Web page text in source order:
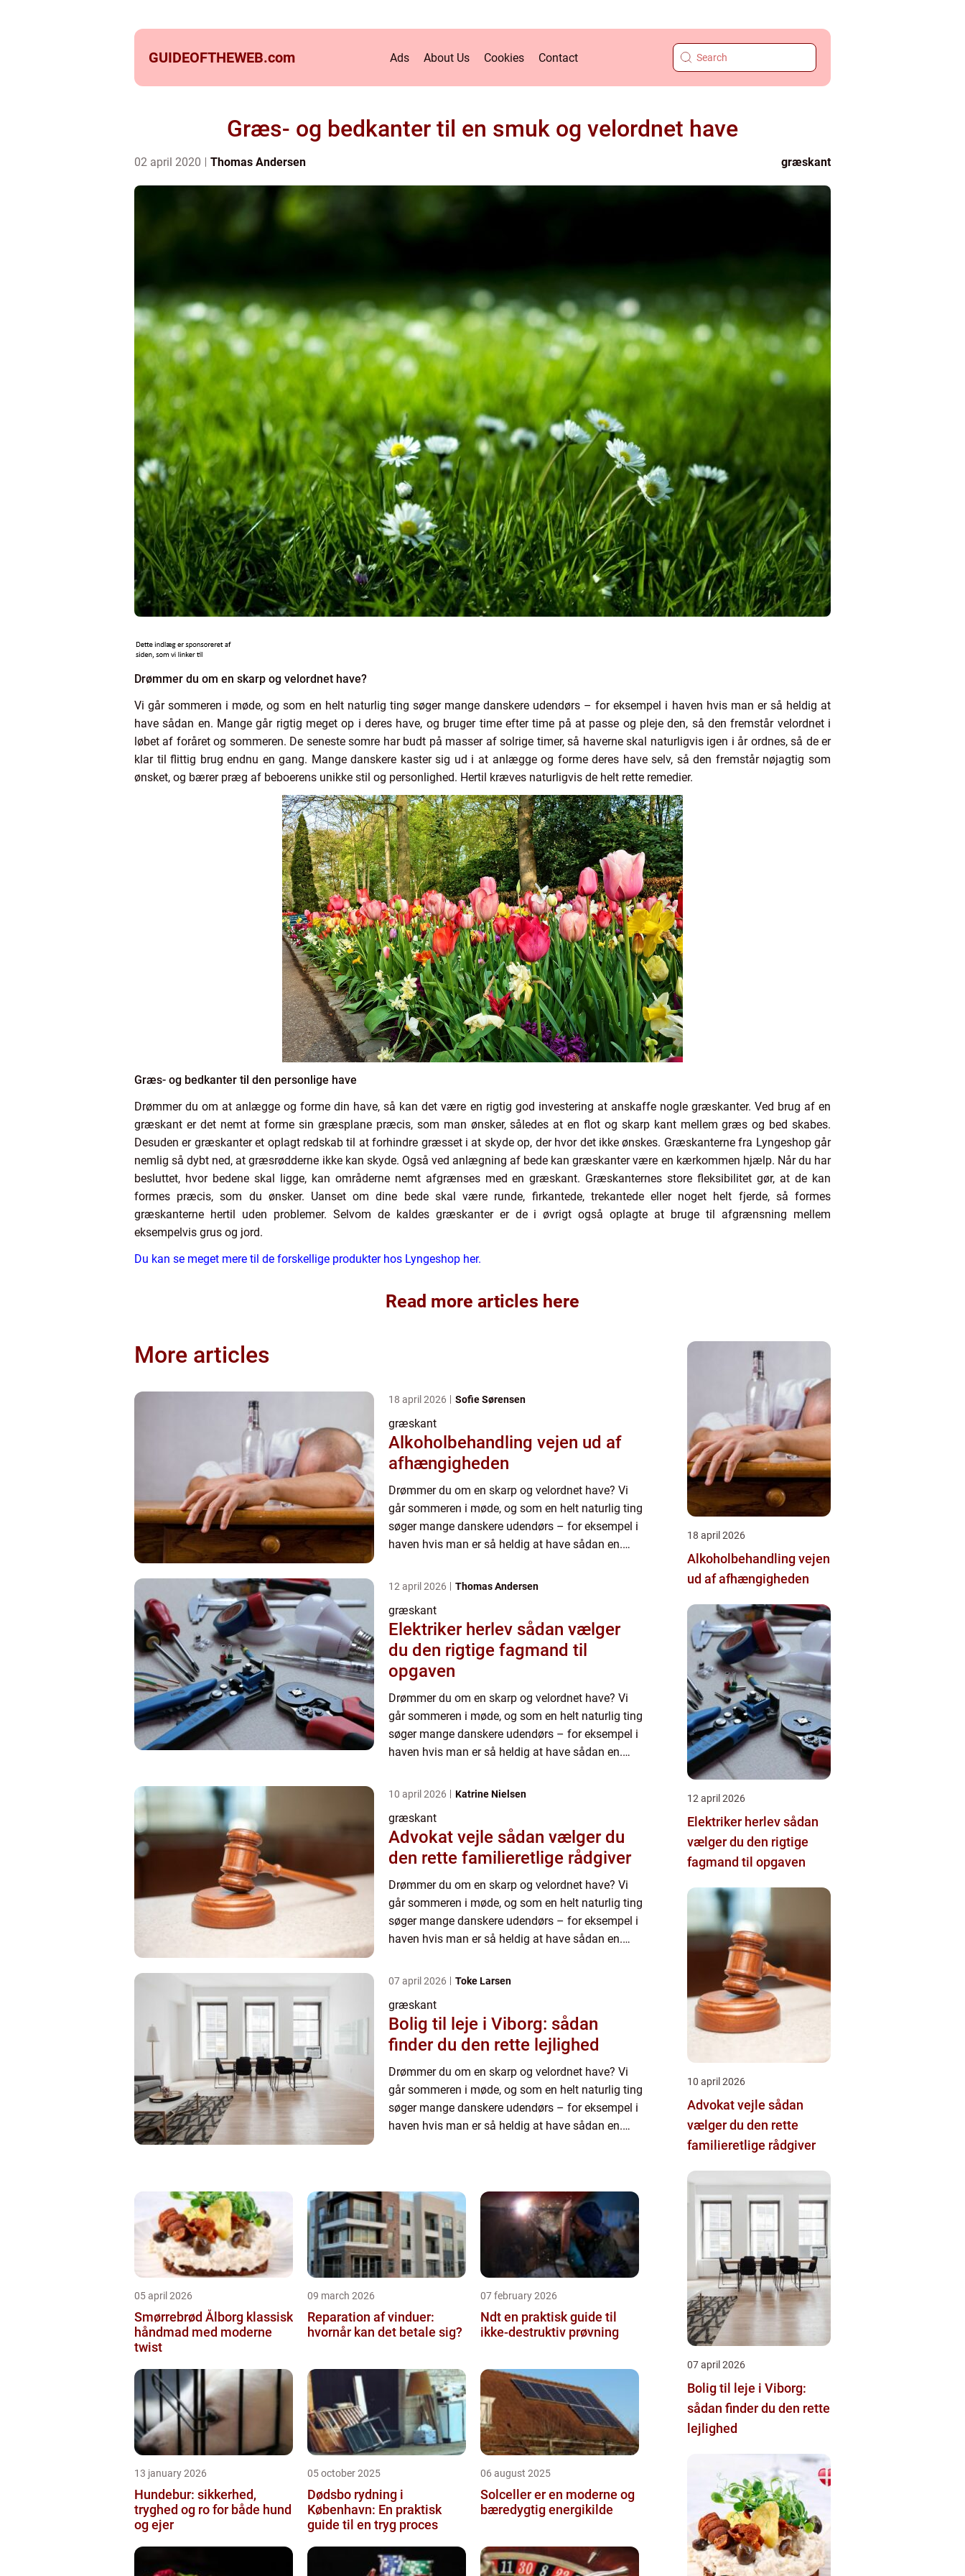
GUIDEOFTHEWEB.com Ads About Us Cookies Contact
Græs- og bedkanter til en smuk og velordnet have
02 april 2020 Thomas Andersen græskant
Drømmer du om en skarp og velordnet have?
Vi går sommeren i møde, og som en helt naturlig ting søger mange danskere udendørs – for eksempel i haven hvis man er så heldig at
have sådan en. Mange går rigtig meget op i deres have, og bruger time efter time på at passe og pleje den, så den fremstår velordnet i
løbet af foråret og sommeren. De seneste somre har budt på masser af solrige timer, så haverne skal naturligvis igen i år ordnes, så de er
klar til flittig brug endnu en gang. Mange danskere kaster sig ud i at anlægge og forme deres have selv, så den fremstår nøjagtig som
ønsket, og bærer præg af beboerens unikke stil og personlighed. Hertil kræves naturligvis de helt rette remedier.
Græs- og bedkanter til den personlige have
Drømmer du om at anlægge og forme din have, så kan det være en rigtig god investering at anskaffe nogle græskanter. Ved brug af en
græskant er det nemt at forme sin græsplane præcis, som man ønsker, således at en flot og skarp kant mellem græs og bed skabes.
Desuden er græskanter et oplagt redskab til at forhindre græsset i at skyde op, der hvor det ikke ønskes. Græskanterne fra Lyngeshop går
nemlig så dybt ned, at græsrødderne ikke kan skyde. Også ved anlægning af bede kan græskanter være en kærkommen hjælp. Når du har
besluttet, hvor bedene skal ligge, kan områderne nemt afgrænses med en græskant. Græskanternes store fleksibilitet gør, at de kan
formes præcis, som du ønsker. Uanset om dine bede skal være runde, firkantede, trekantede eller noget helt fjerde, så formes
græskanterne hertil uden problemer. Selvom de kaldes græskanter er de i øvrigt også oplagte at bruge til afgrænsning mellem
eksempelvis grus og jord.
Du kan se meget mere til de forskellige produkter hos Lyngeshop her.
Read more articles here
More articles
18 april 2026 Sofie Sørensen
græskant
Alkoholbehandling vejen ud af
afhængigheden
Drømmer du om en skarp og velordnet have? Vi
går sommeren i møde, og som en helt naturlig ting
søger mange danskere udendørs – for eksempel i
haven hvis man er så heldig at have sådan en.
12 april 2026 Thomas Andersen
græskant
Elektriker herlev sådan vælger
du den rigtige fagmand til
opgaven
Drømmer du om en skarp og velordnet have? Vi
går sommeren i møde, og som en helt naturlig ting
søger mange danskere udendørs – for eksempel i
haven hvis man er så heldig at have sådan en.
10 april 2026 Katrine Nielsen
græskant
Advokat vejle sådan vælger du
den rette familieretlige rådgiver
Drømmer du om en skarp og velordnet have? Vi
går sommeren i møde, og som en helt naturlig ting
søger mange danskere udendørs – for eksempel i
haven hvis man er så heldig at have sådan en.
07 april 2026 Toke Larsen
græskant
Bolig til leje i Viborg: sådan
finder du den rette lejlighed
Drømmer du om en skarp og velordnet have? Vi
går sommeren i møde, og som en helt naturlig ting
søger mange danskere udendørs – for eksempel i
haven hvis man er så heldig at have sådan en.
05 april 2026
Smørrebrød Ålborg klassisk
håndmad med moderne
twist
09 march 2026
Reparation af vinduer:
hvornår kan det betale sig?
07 february 2026
Ndt en praktisk guide til
ikke-destruktiv prøvning
13 january 2026
Hundebur: sikkerhed,
tryghed og ro for både hund
og ejer
05 october 2025
Dødsbo rydning i
København: En praktisk
guide til en tryg proces
06 august 2025
Solceller er en moderne og
bæredygtig energikilde
18 april 2026
Alkoholbehandling vejen
ud af afhængigheden
12 april 2026
Elektriker herlev sådan
vælger du den rigtige
fagmand til opgaven
10 april 2026
Advokat vejle sådan
vælger du den rette
familieretlige rådgiver
07 april 2026
Bolig til leje i Viborg:
sådan finder du den rette
lejlighed